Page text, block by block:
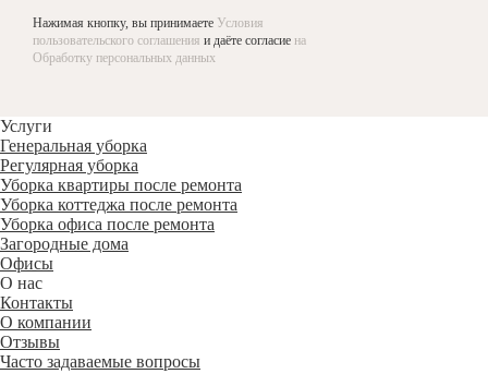
Нажимая кнопку, вы принимаете Условия
пользовательского соглашения и даёте согласие на
Обработку персональных данных
Услуги
Генеральная уборка
Регулярная уборка
Уборка квартиры после ремонта
Уборка коттеджа после ремонта
Уборка офиса после ремонта
Загородные дома
Офисы
О нас
Контакты
О компании
Отзывы
Часто задаваемые вопросы